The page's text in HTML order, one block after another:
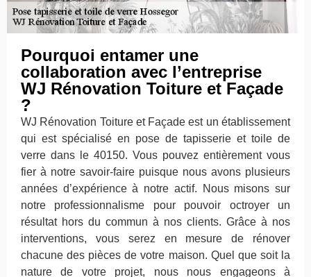
Pourquoi entamer une
collaboration avec l’entreprise
WJ Rénovation Toiture et Façade
?
WJ Rénovation Toiture et Façade est un établissement
qui est spécialisé en pose de tapisserie et toile de
verre dans le 40150. Vous pouvez entièrement vous
fier à notre savoir-faire puisque nous avons plusieurs
années d’expérience à notre actif. Nous misons sur
notre professionnalisme pour pouvoir octroyer un
résultat hors du commun à nos clients. Grâce à nos
interventions, vous serez en mesure de rénover
chacune des pièces de votre maison. Quel que soit la
nature de votre projet, nous nous engageons à